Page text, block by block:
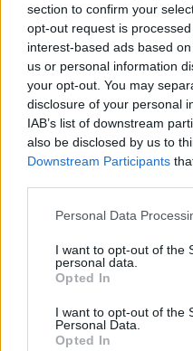
section to confirm your
opt-out request is
interest-based ads based
us or personal information
your opt-out. You may
disclosure of your personal
IAB’s list of downstream
also be disclosed by us to
Downstream Participants
Please note that this
not limited to your visit or
grant or deny consent to
use your data for below
consent section.
Personal Data
I want to opt-out of the
personal data.
Opted In
I want to opt-out of the
Personal Data.
Opted In
Ez a koncepció nem
csökkentésére
életmódot is kínál.
választotta férjével,
Adrienn
ebbe a különleges
A kezdetek